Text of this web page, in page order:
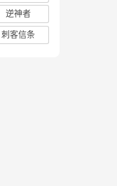
逆神者
刺客信条